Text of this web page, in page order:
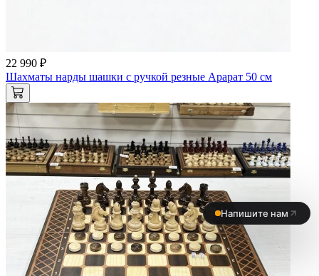
22 990 ₽
Шахматы нарды шашки с ручкой резные Арарат 50 см